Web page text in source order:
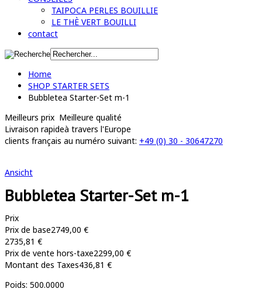
TAIPOCA PERLES BOUILLIE
LE THÈ VERT BOUILLI
contact
Home
SHOP STARTER SETS
Bubbletea Starter-Set m-1
Meilleurs prix Meilleure qualité
Livraison rapideà travers l'Europe
clients français au numéro suivant: +49 (0) 30 - 30647270
Ansicht
Bubbletea Starter-Set m-1
Prix
Prix de base2749,00 €
2735,81 €
Prix de vente hors-taxe2299,00 €
Montant des Taxes436,81 €
Poids: 500.0000